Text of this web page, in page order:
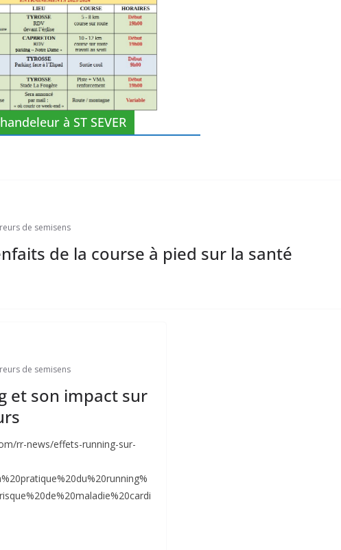
à ST SEVER
de semisens
de la course à pied sur la santé
de semisens
et son impact sur
rr-news/effets-running-sur-